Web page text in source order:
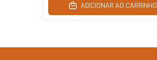
ADICIONAR AO CARRINHO